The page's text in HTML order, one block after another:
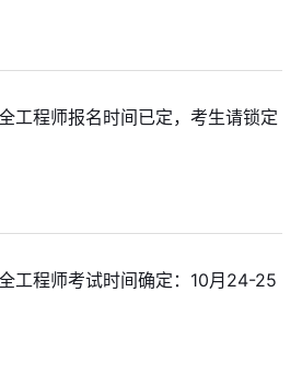
工程师报名时间已定，考生请锁定
工程师考试时间确定：10月24-25